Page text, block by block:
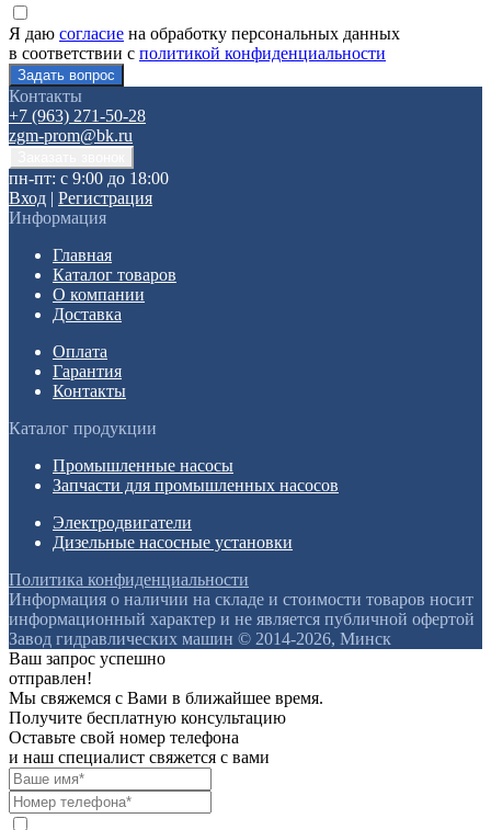
Я даю согласие на обработку персональных данных
в соответствии с политикой конфиденциальности
Контакты
+7 (963) 271-50-28
zgm-prom@bk.ru
пн-пт: с 9:00 до 18:00
Вход | Регистрация
Информация
Главная
Каталог товаров
О компании
Доставка
Оплата
Гарантия
Контакты
Каталог продукции
Промышленные насосы
Запчасти для промышленных насосов
Электродвигатели
Дизельные насосные установки
Политика конфиденциальности
Информация о наличии на складе и стоимости товаров носит
информационный характер и не является публичной офертой
Завод гидравлических машин © 2014-2026, Минск
Ваш запрос успешно
отправлен!
Мы свяжемся с Вами в ближайшее время.
Получите бесплатную консультацию
Оставьте свой номер телефона
и наш специалист свяжется с вами